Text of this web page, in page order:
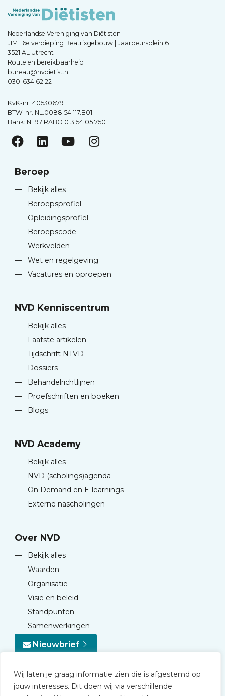
Wij laten je graag informatie zien die is afgestemd op
jouw interesses. Dit doen wij via verschillende
Nederlandse Vereniging van Diëtisten
JIM | 6e verdieping Beatrixgebouw | Jaarbeursplein 6
3521 AL Utrecht
Route en bereikbaarheid
bureau@nvdietist.nl
030-634 62 22
KvK-nr. 40530679
BTW-nr. NL.0088.54.117.B01
Bank: NL97 RABO 013 54 05 750
Beroep
—
Bekijk alles
—
Beroepsprofiel
—
Opleidingsprofiel
—
Beroepscode
—
Werkvelden
—
Wet en regelgeving
—
Vacatures en oproepen
NVD Kenniscentrum
—
Bekijk alles
—
Laatste artikelen
—
Tijdschrift NTVD
—
Dossiers
—
Behandelrichtlijnen
—
Proefschriften en boeken
—
Blogs
NVD Academy
—
Bekijk alles
—
NVD (scholings)agenda
—
On Demand en E-learnings
—
Externe nascholingen
Over NVD
—
Bekijk alles
—
Waarden
—
Organisatie
—
Visie en beleid
—
Standpunten
—
Samenwerkingen
Nieuwbrief